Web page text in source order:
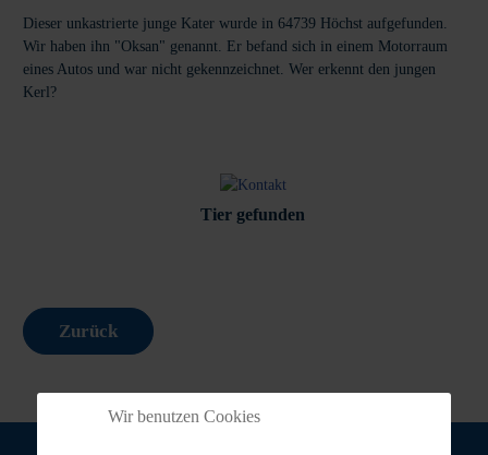
Dieser unkastrierte junge Kater wurde in 64739 Höchst aufgefunden.
Wir haben ihn "Oksan" genannt. Er befand sich in einem Motorraum
eines Autos und war nicht gekennzeichnet. Wer erkennt den jungen
Kerl?
Tier gefunden
Zurück
Wir benutzen Cookies